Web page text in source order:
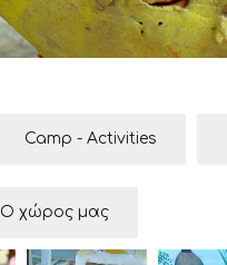
Camp - Activities
Ο χώρος μας